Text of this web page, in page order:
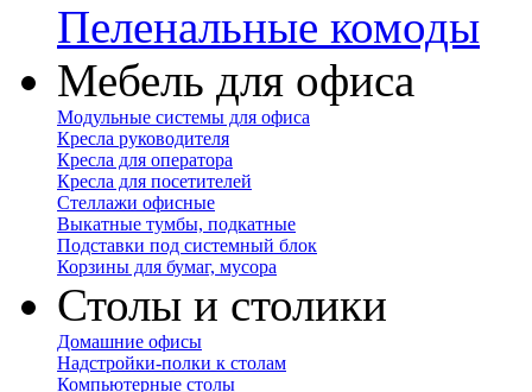
Пеленальные комоды
Мебель для офиса
Модульные системы для офиса
Кресла руководителя
Кресла для оператора
Кресла для посетителей
Стеллажи офисные
Выкатные тумбы, подкатные
Подставки под системный блок
Корзины для бумаг, мусора
Столы и столики
Домашние офисы
Надстройки-полки к столам
Компьютерные столы